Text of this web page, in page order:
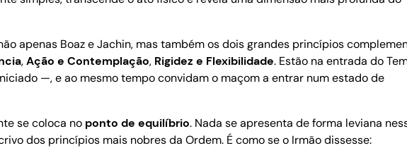
apenas Boaz e Jachin, mas também os dois grandes princípios
,Ação e Contemplação, Rigidez e Flexibilidade. Estão na entrada do
—, e ao mesmo tempo convidam o maçom a entrar num estado de
se coloca no ponto de equilíbrio. Nada se apresenta de forma leviana
dos princípios mais nobres da Ordem. É como se o Irmão dissesse: